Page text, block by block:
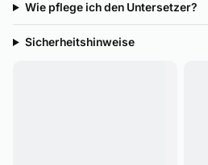
Wie pflege ich den Untersetzer?
Sicherheitshinweise